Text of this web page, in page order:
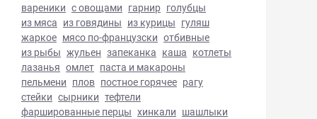
вареники с овощами гарнир голубцы
из мяса из говядины из курицы гуляш
жаркое мясо по-французски отбивные
из рыбы жульен запеканка каша котлеты
лазанья омлет паста и макароны
пельмени плов постное горячее рагу
стейки сырники тефтели
фаршированные перцы хинкали шашлыки